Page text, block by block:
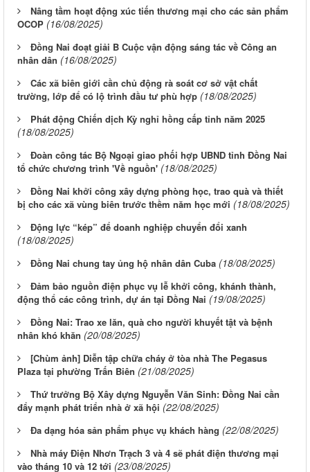
Nâng tầm hoạt động xúc tiến thương mại cho các sản phẩm
OCOP (16/08/2025)
Đồng Nai đoạt giải B Cuộc vận động sáng tác về Công an
nhân dân (16/08/2025)
Các xã biên giới cần chủ động rà soát cơ sở vật chất
trường, lớp để có lộ trình đầu tư phù hợp (18/08/2025)
Phát động Chiến dịch Kỳ nghỉ hồng cấp tỉnh năm 2025
(18/08/2025)
Đoàn công tác Bộ Ngoại giao phối hợp UBND tỉnh Đồng Nai
tổ chức chương trình 'Về nguồn' (18/08/2025)
Đồng Nai khởi công xây dựng phòng học, trao quà và thiết
bị cho các xã vùng biên trước thềm năm học mới (18/08/2025)
Động lực “kép” để doanh nghiệp chuyển đổi xanh
(18/08/2025)
Đồng Nai chung tay ủng hộ nhân dân Cuba (18/08/2025)
Đảm bảo nguồn điện phục vụ lễ khởi công, khánh thành,
động thổ các công trình, dự án tại Đồng Nai (19/08/2025)
Đồng Nai: Trao xe lăn, quà cho người khuyết tật và bệnh
nhân khó khăn (20/08/2025)
[Chùm ảnh] Diễn tập chữa cháy ở tòa nhà The Pegasus
Plaza tại phường Trấn Biên (21/08/2025)
Thứ trưởng Bộ Xây dựng Nguyễn Văn Sinh: Đồng Nai cần
đẩy mạnh phát triển nhà ở xã hội (22/08/2025)
Đa dạng hóa sản phẩm phục vụ khách hàng (22/08/2025)
Nhà máy Điện Nhơn Trạch 3 và 4 sẽ phát điện thương mại
vào tháng 10 và 12 tới (23/08/2025)